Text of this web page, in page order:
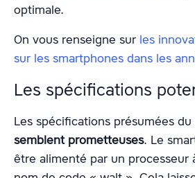
optimale.
On vous renseigne sur les
sur les smartphones dans les
Les spécifications
Les spécifications présumées du
semblent prometteuses. Le
être alimenté par un